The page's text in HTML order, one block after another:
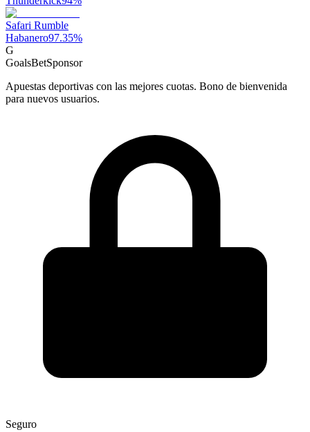
Safari Rumble
Habanero97.35%
G
GoalsBetSponsor
Apuestas deportivas con las mejores cuotas. Bono de bienvenida
para nuevos usuarios.
Seguro